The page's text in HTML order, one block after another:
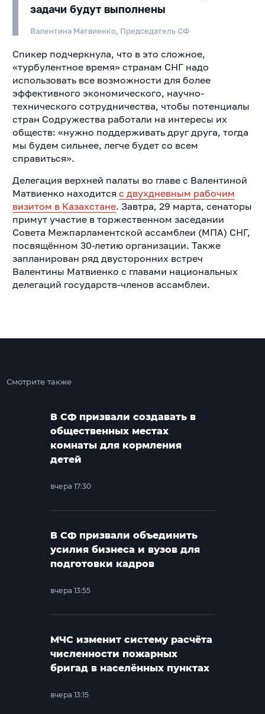
задачи будут выполнены
Валентина Матвиенко, Председатель СФ
Спикер подчеркнула, что в это сложное,
«турбулентное время» странам СНГ надо
использовать все возможности для более
эффективного экономического, научно-
технического сотрудничества, чтобы потенциалы
стран Содружества работали на интересы их
обществ: «нужно поддерживать друг друга, тогда
мы будем сильнее, легче будет со всем
справиться».
Делегация верхней палаты во главе с Валентиной
Матвиенко находится с двухдневным рабочим
визитом в Казахстане. Завтра, 29 марта, сенаторы
примут участие в торжественном заседании
Совета Межпарламентской ассамблеи (МПА) СНГ,
посвящённом 30-летию организации. Также
запланирован ряд двусторонних встреч
Валентины Матвиенко с главами национальных
делегаций государств-членов ассамблеи.
Смотрите также
В СФ призвали создавать в
общественных местах
комнаты для кормления
детей
вчера 17:30
В СФ призвали объединить
усилия бизнеса и вузов для
подготовки кадров
вчера 13:55
МЧС изменит систему расчёта
численности пожарных
бригад в населённых пунктах
вчера 13:15